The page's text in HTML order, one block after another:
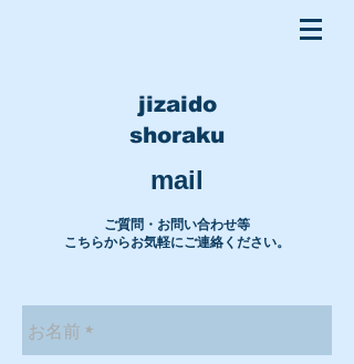
jizaido
shoraku
mail
ご質問・お問い合わせ等
こちらからお気軽にご連絡ください。